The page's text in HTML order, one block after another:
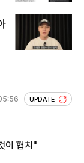
UPDATE
이 협치"